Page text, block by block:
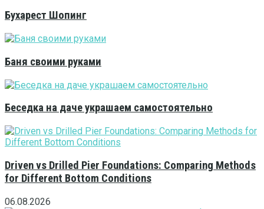
Бухарест Шопинг
Баня своими руками
Беседка на даче украшаем самостоятельно
Driven vs Drilled Pier Foundations: Comparing Methods
for Different Bottom Conditions
06.08.2026